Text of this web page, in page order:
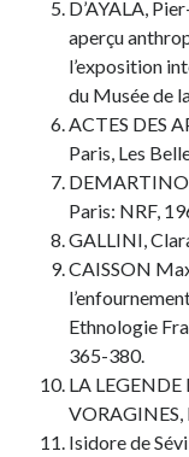
D’AYALA,
aperçu
l’exposition
du Musée de
ACTES DES
Paris, Les
Paris: NRF,
GALLINI,
CAISSON
Ethnologie
365-380.
LA LEGENDE
VORAGINES,
Isidore de